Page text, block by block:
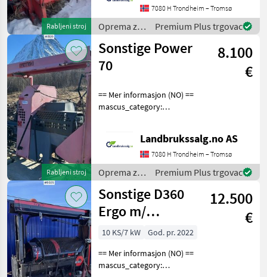
Rabljeni stroj
for more images Des7080 H Trondheim – Tromsø
Oprema za
šumu i
obradu
drveta /
Sonstige
Premium Plus trgovac
Rabljeni stroj
Sonstige Power
70
8.100
€
== Mer informasjon (NO) ==
mascus_category:
upon request: 8129 See
en.landbrukssalg.no/8129
for more images Spe
Landbrukssalg.no AS
7080 H Trondheim – Tromsø
Oprema za
šumu i
obradu
drveta /
Sonstige
Premium Plus trgovac
Sonstige D360
Ergo m/
matebord
12.500
€
10 KS/7 kW
God. pr. 2022
== Mer informasjon (NO) ==
mascus_category: